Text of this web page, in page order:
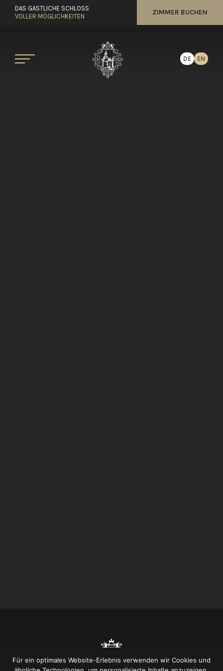
DAS GASTLICHE SCHLOSS
VOLLER MÖGLICHKEITEN
ZIMMER BUCHEN
DE EN
Für ein optimales Website-Erlebnis verwenden wir Cookies und